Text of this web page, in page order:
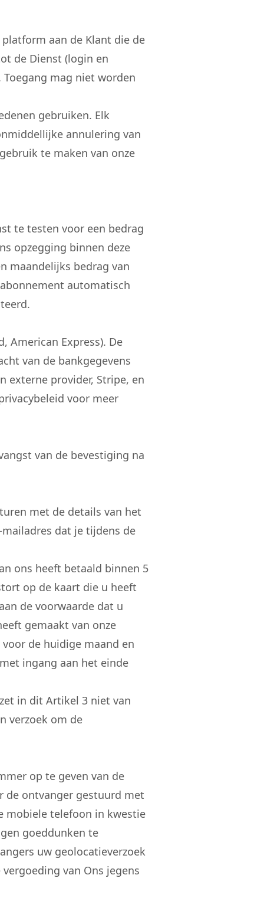
aan de Klant die de
de Dienst (login en
mag niet worden
gebruiken. Elk
annulering van
te maken van onze
te testen voor een bedrag
opzegging binnen deze
maandelijks bedrag van
automatisch
American Express). De
van de bankgegevens
externe provider, Stripe, en
voor meer
van de bevestiging na
met de details van het
dat je tijdens de
ons heeft betaald binnen 5
op de kaart die u heeft
de voorwaarde dat u
gemaakt van onze
de huidige maand en
ingang aan het einde
in dit Artikel 3 niet van
verzoek om de
op te geven van de
de ontvanger gestuurd met
mobiele telefoon in kwestie
goeddunken te
uw geolocatieverzoek
van Ons jegens